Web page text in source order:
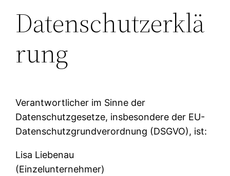
Datenschutzerklä
rung
Verantwortlicher im Sinne der
Datenschutzgesetze, insbesondere der EU-
Datenschutzgrundverordnung (DSGVO), ist:
Lisa Liebenau
(Einzelunternehmer)